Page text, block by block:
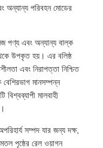
অন্যান্য পরিবহন মোডের
পণ্য এবং অন্যান্য বাল্ক
উপকৃত হয়। এর বলিষ্ঠ
এবং নিরাপত্তা নিশ্চিত
মানসম্পন্ন
মালবাহী
সম্পদ যার জন্য দক্ষ,
পৃষ্ঠের রেল ওয়াগন